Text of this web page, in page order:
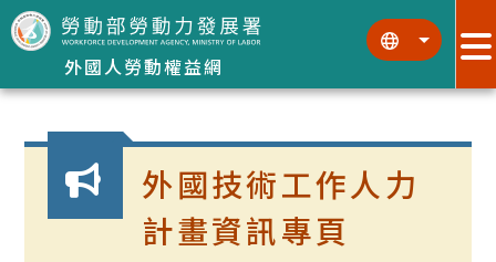
跳到主要內容區塊
外國人勞動權益網
::: :::
:::
外國技術工作人力
計畫資訊專頁